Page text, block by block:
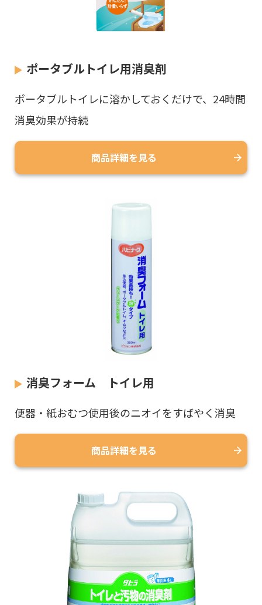
ポータブルトイレ用消臭剤
ポータブルトイレに溶かしておくだけで、24時間
消臭効果が持続
商品詳細を見る
消臭フォーム トイレ用
便器・紙おむつ使用後のニオイをすばやく消臭
商品詳細を見る